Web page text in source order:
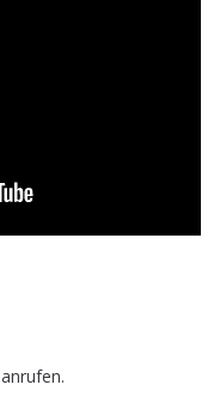
anrufen.